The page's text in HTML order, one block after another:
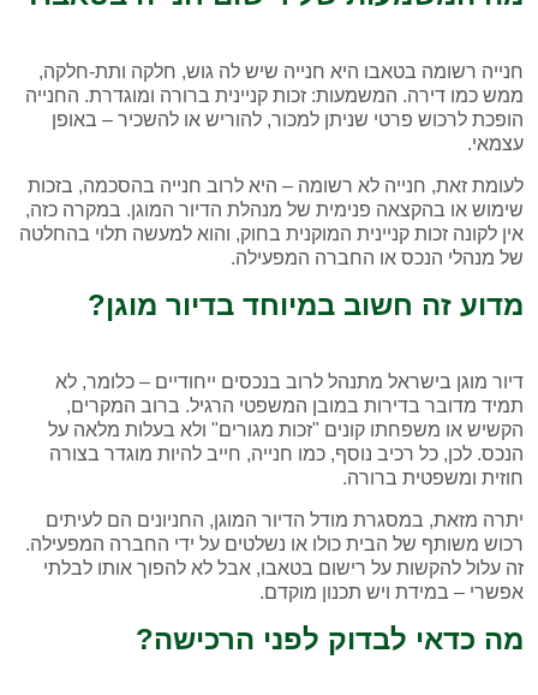
חנייה רשומה בטאבו היא חנייה שיש לה גוש, חלקה ותת-חלקה,
ממש כמו דירה. המשמעות: זכות קניינית ברורה ומוגדרת. החנייה
הופכת לרכוש פרטי שניתן למכור, להוריש או להשכיר – באופן
עצמאי.
לעומת זאת, חנייה לא רשומה – היא לרוב חנייה בהסכמה, בזכות
שימוש או בהקצאה פנימית של מנהלת הדיור המוגן. במקרה כזה,
אין לקונה זכות קניינית המוקנית בחוק, והוא למעשה תלוי בהחלטה
של מנהלי הנכס או החברה המפעילה.
מדוע זה חשוב במיוחד בדיור מוגן?
דיור מוגן בישראל מתנהל לרוב בנכסים ייחודיים – כלומר, לא
תמיד מדובר בדירות במובן המשפטי הרגיל. ברוב המקרים,
הקשיש או משפחתו קונים "זכות מגורים" ולא בעלות מלאה על
הנכס. לכן, כל רכיב נוסף, כמו חנייה, חייב להיות מוגדר בצורה
חוזית ומשפטית ברורה.
יתרה מזאת, במסגרת מודל הדיור המוגן, החניונים הם לעיתים
רכוש משותף של הבית כולו או נשלטים על ידי החברה המפעילה.
זה עלול להקשות על רישום בטאבו, אבל לא להפוך אותו לבלתי
אפשרי – במידת ויש תכנון מוקדם.
מה כדאי לבדוק לפני הרכישה?